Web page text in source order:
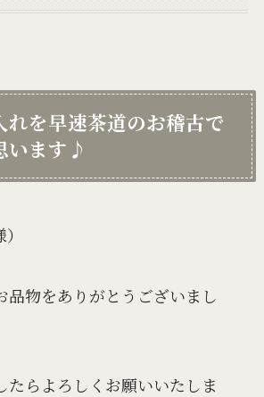
れを早速茶道のお稽古で
います♪
品物をありがとうございまし
たらよろしくお願いいたしま